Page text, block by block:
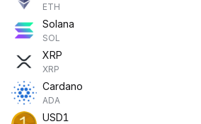
ETH
Solana
SOL
XRP
XRP
Cardano
ADA
USD1